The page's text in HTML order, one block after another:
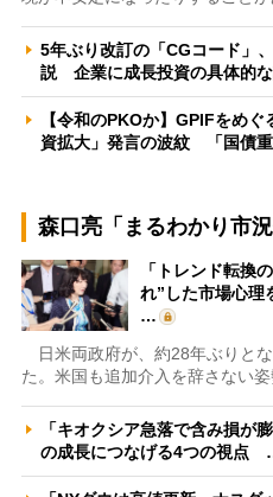
5年ぶり改訂の「CGコード」
説 企業に成長投資の具体的
【令和のPKOか】GPIFをめ
資拡大」発言の波紋 「国債
森口亮「まるわかり市況
「トレンド転換
れ”した市場心理
…
日米両政府が、約28年ぶりと
た。米国も追加介入を辞さない
「キオクシア急落で含み損が
の成長につなげる4つの視点